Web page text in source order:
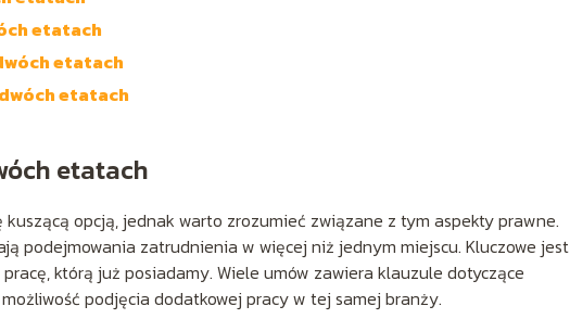
etatach
etatach
etatach
etatach
opcją, jednak warto zrozumieć związane z tym aspekty prawne.
podejmowania zatrudnienia w więcej niż jednym miejscu. Kluczowe jest
którą już posiadamy. Wiele umów zawiera klauzule dotyczące
podjęcia dodatkowej pracy w tej samej branży.